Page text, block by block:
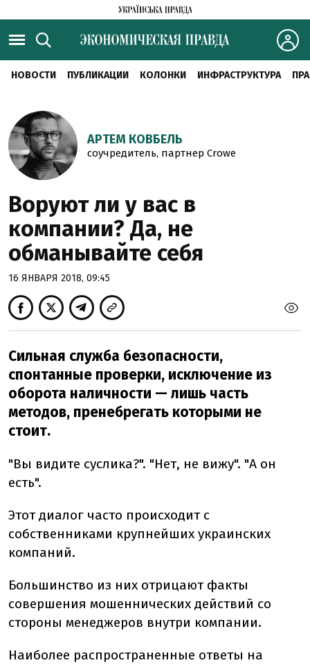
НОВОСТИ ПУБЛИКАЦИИ КОЛОНКИ ИНФРАСТРУКТУРА
АРТЕМ КОВБЕЛЬ
соучредитель, партнер Crowe
Воруют ли у вас в
компании? Да, не
обманывайте себя
16 ЯНВАРЯ 2018, 09:45
Сильная служба безопасности,
спонтанные проверки, исключение из
оборота наличности — лишь часть
методов, пренебрегать которыми не
стоит.
"Вы видите суслика?". "Нет, не вижу". "А он
есть".
Этот диалог часто происходит с
собственниками крупнейших украинских
компаний.
Большинство из них отрицают факты
совершения мошеннических действий со
стороны менеджеров внутри компании.
Наиболее распространенные ответы на